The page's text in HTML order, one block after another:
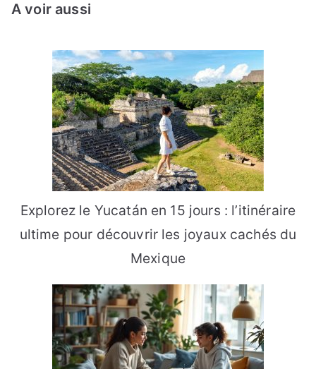
A voir aussi
Explorez le Yucatán en 15 jours : l’itinéraire
ultime pour découvrir les joyaux cachés du
Mexique